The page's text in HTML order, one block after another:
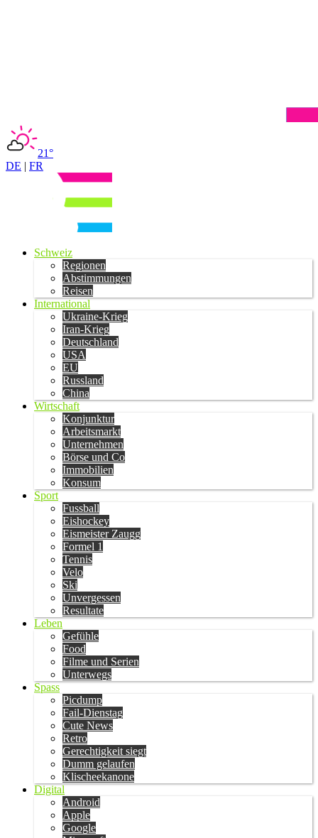
21°
DE | FR
Schweiz
Regionen
Abstimmungen
Reisen
International
Ukraine-Krieg
Iran-Krieg
Deutschland
USA
EU
Russland
China
Wirtschaft
Konjunktur
Arbeitsmarkt
Unternehmen
Börse und Co
Immobilien
Konsum
Sport
Fussball
Eishockey
Eismeister Zaugg
Formel 1
Tennis
Velo
Ski
Unvergessen
Resultate
Leben
Gefühle
Food
Filme und Serien
Unterwegs
Spass
Picdump
Fail-Dienstag
Cute News
Retro
Gerechtigkeit siegt
Dumm gelaufen
Klischeekanone
Digital
Android
Apple
Google